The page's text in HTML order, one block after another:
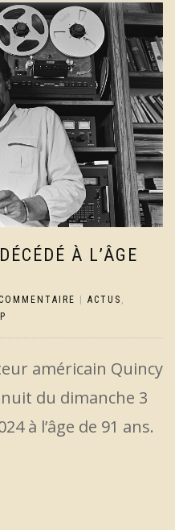
À L’ÂGE
ACTUS ,
américain Quincy
du dimanche 3
à l’âge de 91 ans.